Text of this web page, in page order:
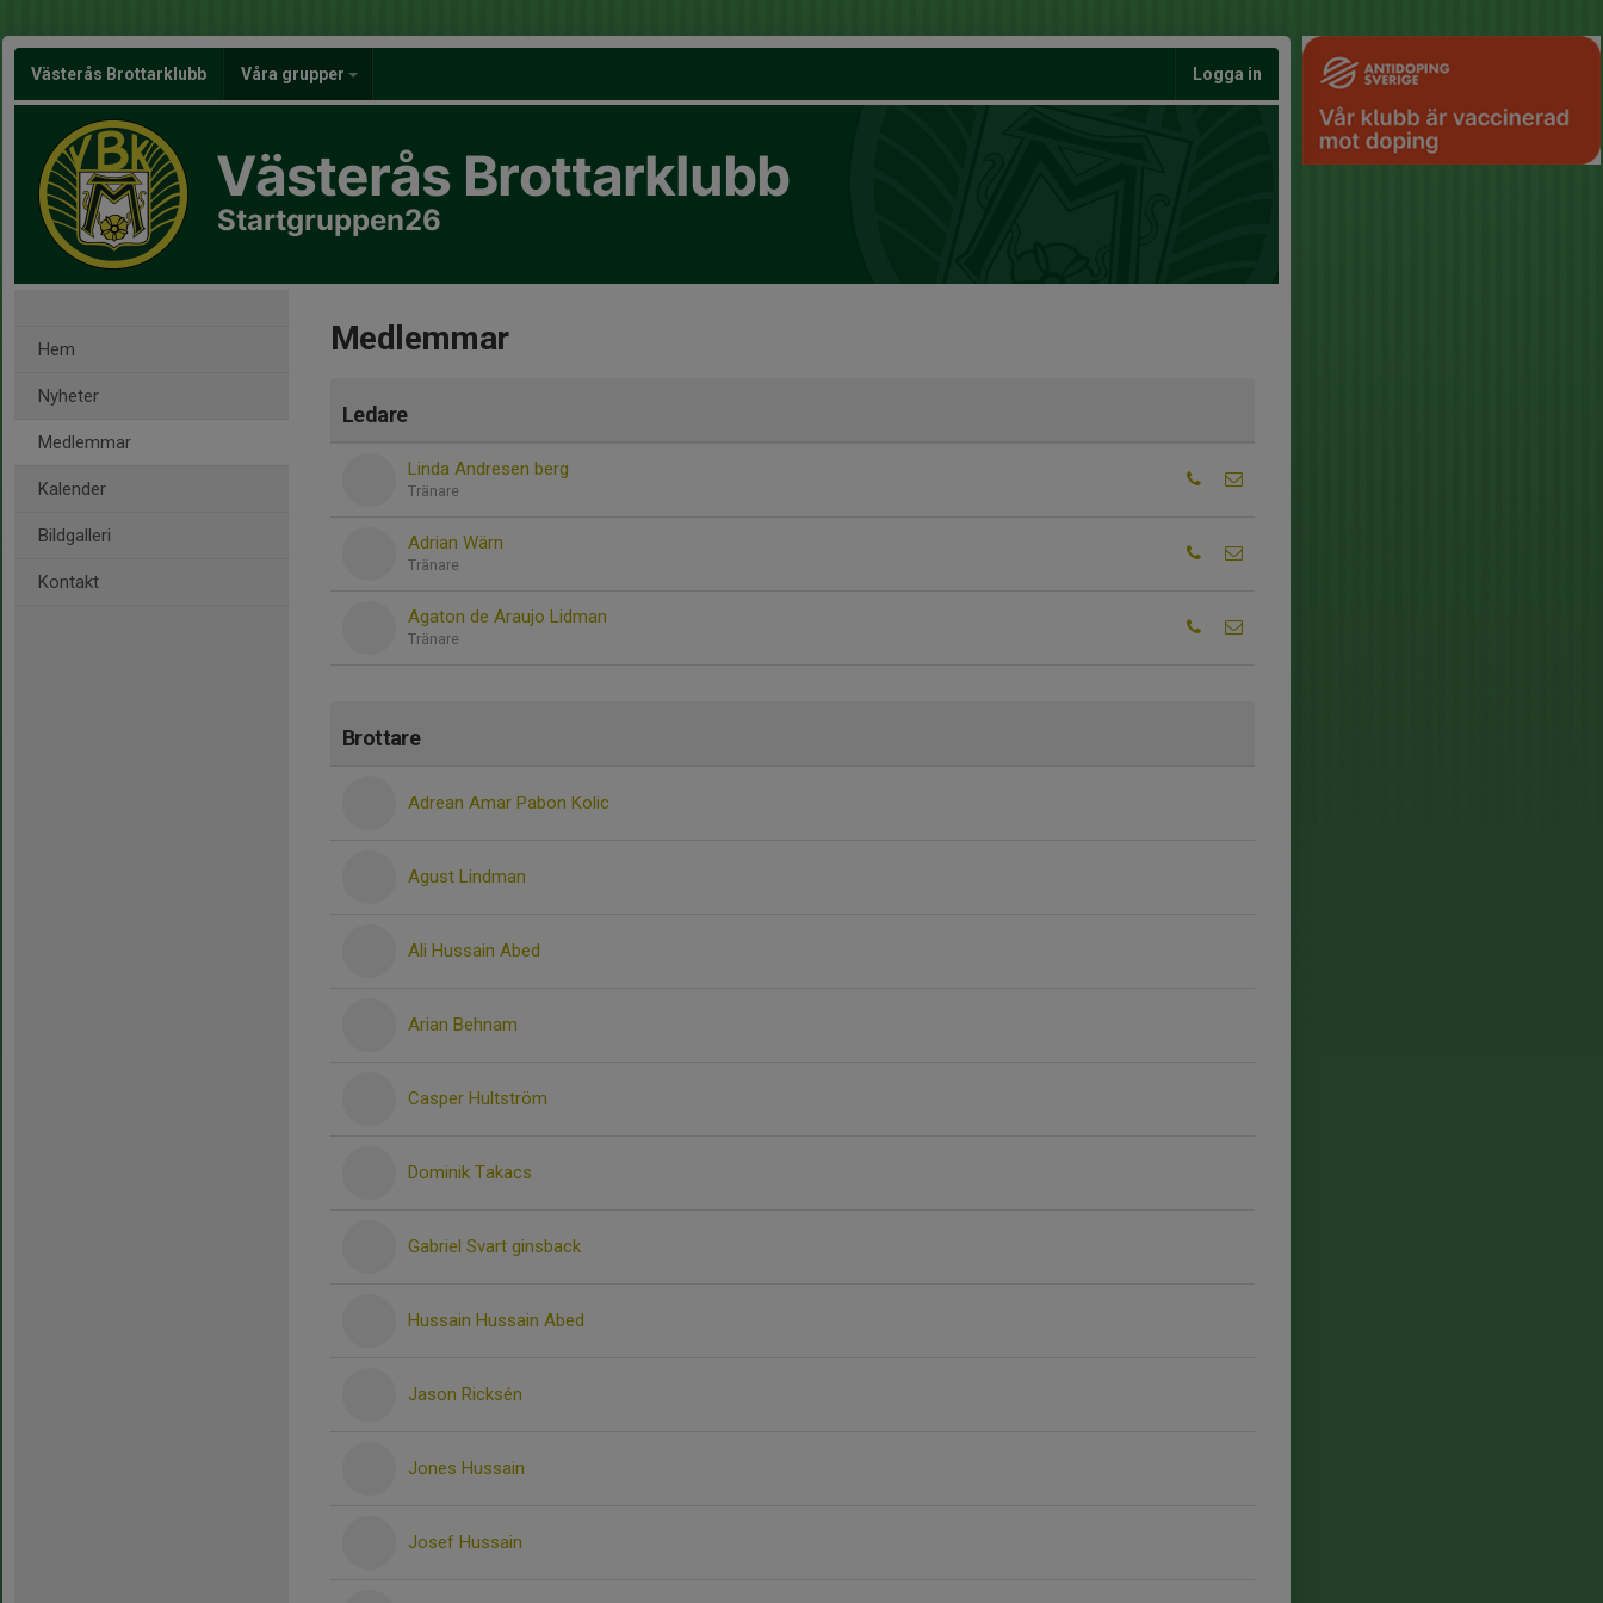
Västerås Brottarklubb Våra grupper Logga in
Västerås Brottarklubb
Startgruppen26
Hem
Nyheter
Medlemmar
Kalender
Bildgalleri
Kontakt
Medlemmar
Ledare
Linda Andresen berg
Tränare
Adrian Wärn
Tränare
Agaton de Araujo Lidman
Tränare
Brottare
Adrean Amar Pabon Kolic
Agust Lindman
Ali Hussain Abed
Arian Behnam
Casper Hultström
Dominik Takacs
Gabriel Svart ginsback
Hussain Hussain Abed
Jason Ricksén
Jones Hussain
Josef Hussain